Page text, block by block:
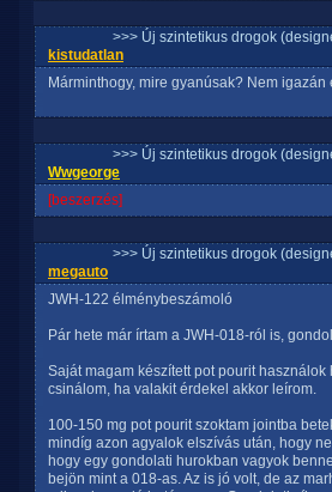
>>> Új szintetikus drogok
kistudatlan
Márminthogy, mire gyanúsak? Nem
>>> Új szintetikus drogok
Wwgeorge
[beszerzés]
>>> Új szintetikus drogok
megauto
JWH-122 élménybeszámoló
Pár hete már írtam a JWH-018-ról is,
Saját magam készített pot pourit
csinálom, ha valakit érdekel akkor leírom.
100-150 mg pot pourit szoktam jointba
mindíg azon agyalok elszívás után, hogy
hogy egy gondolati hurokban vagyok
bejön mint a 018-as. Az is jó volt, de az